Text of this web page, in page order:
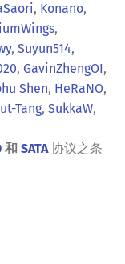
, Konano,
,
, Suyun514,
, GavinZhengOI,
Shen, HeRaNO,
Tang, SukkaW,
和 SATA协议之条